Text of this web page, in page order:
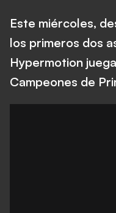
Este miércoles,
los primeros dos
Hypermotion
Campeones de